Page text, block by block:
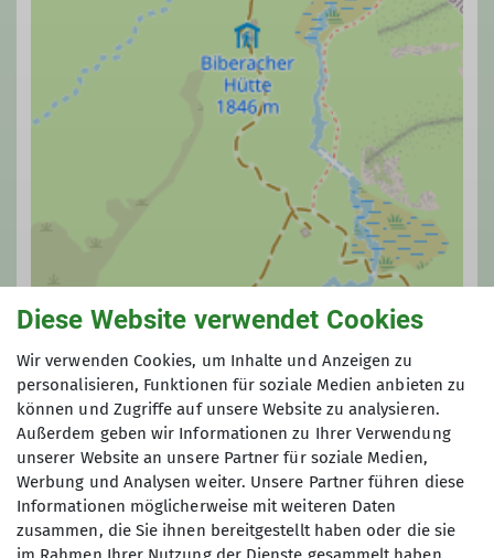
Verantwortliche Person(en)
Hüttenwirt*in: Tamara Eberhart
Diese Website verwendet Cookies
Wir verwenden Cookies, um Inhalte und Anzeigen zu
personalisieren, Funktionen für soziale Medien anbieten zu
können und Zugriffe auf unsere Website zu analysieren.
Außerdem geben wir Informationen zu Ihrer Verwendung
unserer Website an unsere Partner für soziale Medien,
Werbung und Analysen weiter. Unsere Partner führen diese
Informationen möglicherweise mit weiteren Daten
zusammen, die Sie ihnen bereitgestellt haben oder die sie